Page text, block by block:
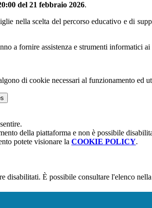
del 21 febbraio 2026.
nella scelta del percorso educativo e di
a fornire assistenza e strumenti informatici ai
di cookie necessari al funzionamento ed
della piattaforma e non è possibile
potete visionare la COOKIE POLICY.
disabilitati. È possibile consultare l'elenco